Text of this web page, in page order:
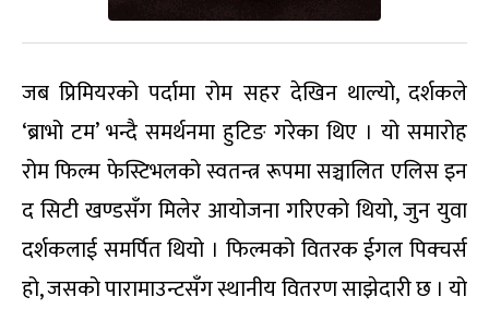
जब प्रिमियरको पर्दामा रोम सहर देखिन थाल्यो, दर्शकले
‘ब्राभो टम’ भन्दै समर्थनमा हुटिङ गरेका थिए । यो समारोह
रोम फिल्म फेस्टिभलको स्वतन्त्र रूपमा सञ्चालित एलिस इन
द सिटी खण्डसँग मिलेर आयोजना गरिएको थियो, जुन युवा
दर्शकलाई समर्पित थियो । फिल्मको वितरक ईगल पिक्चर्स
हो, जसको पारामाउन्टसँग स्थानीय वितरण साझेदारी छ । यो